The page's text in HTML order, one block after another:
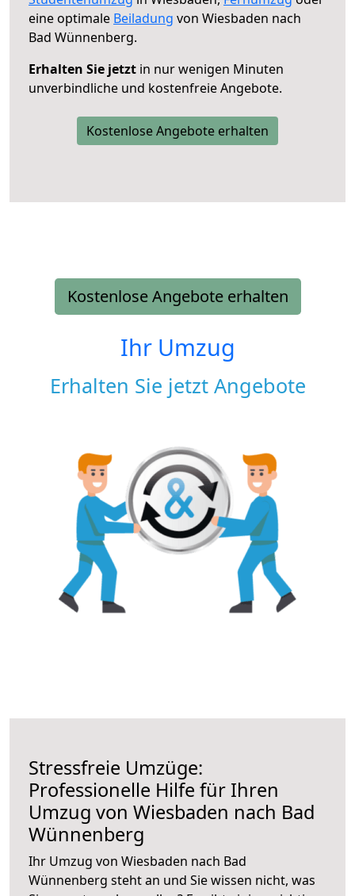
eine optimale Beiladung von Wiesbaden nach
Bad Wünnenberg.
Erhalten Sie jetzt in nur wenigen Minuten
unverbindliche und kostenfreie Angebote.
Kostenlose Angebote erhalten
Kostenlose Angebote erhalten
Ihr Umzug
Erhalten Sie jetzt Angebote
Stressfreie Umzüge:
Professionelle Hilfe für Ihren
Umzug von Wiesbaden nach Bad
Wünnenberg
Ihr Umzug von Wiesbaden nach Bad
Wünnenberg steht an und Sie wissen nicht, was